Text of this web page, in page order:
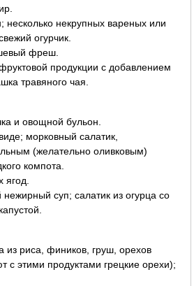
некрупных вареных или
огурчик.
фреш.
продукции с добавлением
травяного чая.
и овощной бульон.
морковный салатик,
(желательно оливковым)
компота.
ягод.
суп; салатик из огурца со
из риса, фиников, груш, орехов
с этими продуктами грецкие орехи);